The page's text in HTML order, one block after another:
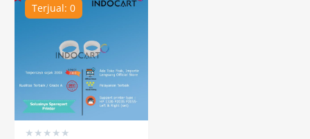
Terjual: 0
★ ★ ★ ★ ★